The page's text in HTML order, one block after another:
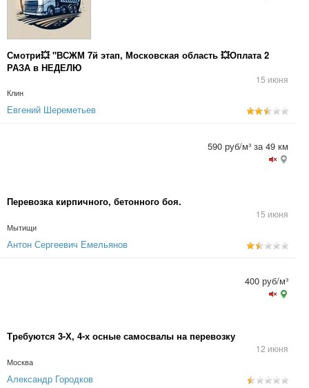
Смотри💥 "ВСЖМ 7й этап, Московская область 💥Оплата 2
РАЗА в НЕДЕЛЮ
15 июня
Клин
Евгений Шереметьев
Перевозка кирпичного, бетонного боя.
15 июня
Мытищи
590 руб/м³ за 49 км
Антон Сергеевич Емельянов
Требуются 3-Х, 4-х осные самосвалы на перевозку
12 июня
Москва
400 руб/м³
Александр Городков